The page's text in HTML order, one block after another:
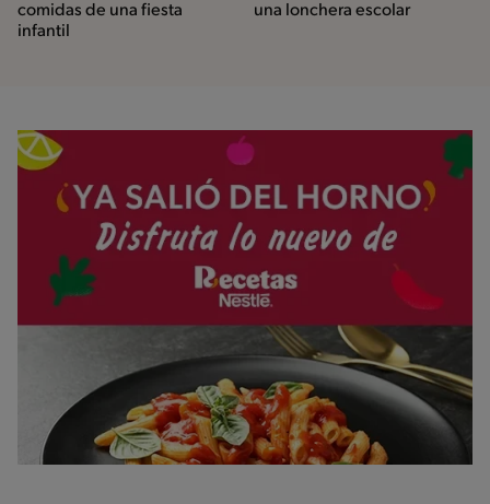
comidas de una fiesta
infantil
una lonchera escolar